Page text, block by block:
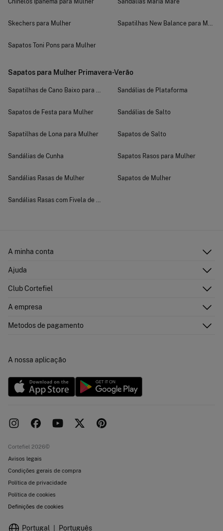
Skechers para Mulher
Sapatos Toni Pons para Mulher
Sapatilhas New Balance para Mulher
Sapatos para Mulher Primavera-Verão
Sapatilhas de Cano Baixo para Mulher
Sapatos de Festa para Mulher
Sapatilhas de Lona para Mulher
Sandálias de Cunha
Sandálias Rasas de Mulher
Sandálias Rasas com Fivela de Mulher
Sandálias de Plataforma
Sandálias de Salto
Sapatos de Salto
Sapatos Rasos para Mulher
Sapatos de Mulher
A minha conta
Direções de envio
Cartão Presente Online
Cartão de pagamento
Ajuda
Perguntas frequentes
Trocas, devoluções e desistência
Club Cortefiel
A empresa
Trabalha connosco
Metodos de pagamento
A nossa aplicação
Cortefiel 2026©
Avisos legais
Condições gerais de compra
Política de privacidade
Política de cookies
Definições de cookies
Portugal Português